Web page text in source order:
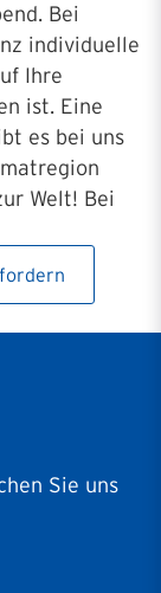
Bei
individuelle
Ihre
ist. Eine
es bei uns
Welt! Bei
Sie uns